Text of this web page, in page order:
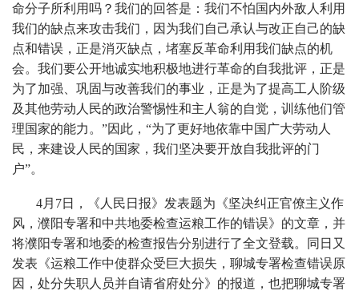
命分子所利用吗？我们的回答是：我们不怕国内外敌人利用
我们的缺点来攻击我们，因为我们自己承认与改正自己的缺
点和错误，正是消灭缺点，堵塞反革命利用我们缺点的机
会。我们要公开地诚实地积极地进行革命的自我批评，正是
为了加强、巩固与改善我们的事业，正是为了提高工人阶级
及其他劳动人民的政治警惕性和主人翁的自觉，训练他们管
理国家的能力。”因此，“为了更好地依靠中国广大劳动人
民，来建设人民的国家，我们坚决要开放自我批评的门
户”。
4月7日，《人民日报》发表题为《坚决纠正官僚主义作
风，濮阳专署和中共地委检查运粮工作的错误》的文章，并
将濮阳专署和地委的检查报告分别进行了全文登载。同日又
发表《运粮工作中使群众受巨大损失，聊城专署检查错误原
因，处分失职人员并自请省府处分》的报道，也把聊城专署